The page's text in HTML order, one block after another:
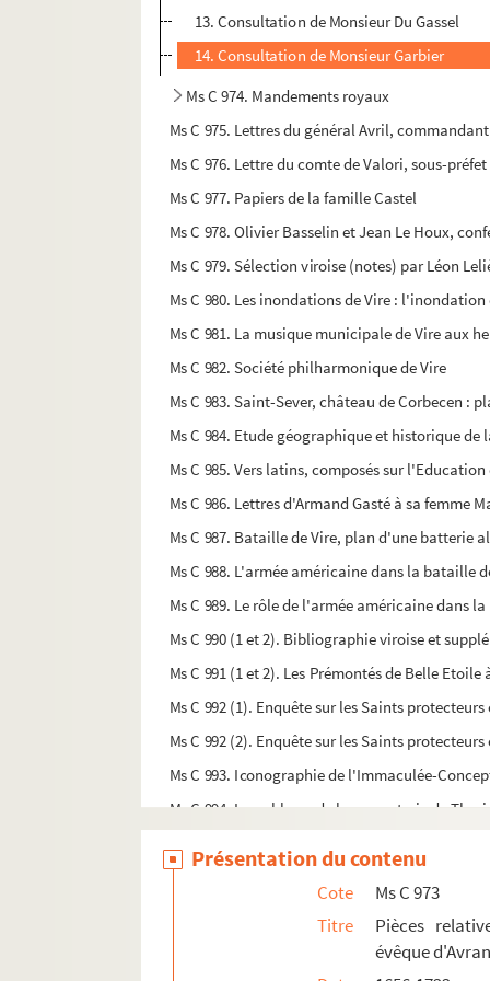
13. Consultation de Monsieur Du Gassel
14. Consultation de Monsieur Garbier
Ms C 974. Mandements royaux
Ms C 975. Lettres du général Avril,
Ms C 976. Lettre du comte de Valori, sous-
Ms C 977. Papiers de la famille Castel
Ms C 978. Olivier Basselin et Jean Le Houx,
Ms C 979. Sélection viroise (notes) par Léon
Ms C 980. Les inondations de Vire :
Ms C 981. La musique municipale de Vire aux
Ms C 982. Société philharmonique de Vire
Ms C 983. Saint-Sever, château de Corbecen
Ms C 984. Etude géographique et historique
Ms C 985. Vers latins, composés sur
Ms C 986. Lettres d'Armand Gasté à sa femme
Ms C 987. Bataille de Vire, plan d'une batterie
Ms C 988. L'armée américaine dans la bataille
Ms C 989. Le rôle de l'armée américaine dans
Ms C 990 (1 et 2). Bibliographie viroise et
Ms C 991 (1 et 2). Les Prémontés de Belle
Ms C 992 (1). Enquête sur les Saints
Ms C 992 (2). Enquête sur les Saints
Ms C 993. Iconographie de l'Immaculée-
Ms C 994. La noblesse de la sergenterie de
Ms C 996. Mélanges poétiques, par Camille
Ms C 998. Poésies de E. Lefrançois de Vire
Présentation du contenu
Cote
Ms C 973
Titre
Pièces
évêque